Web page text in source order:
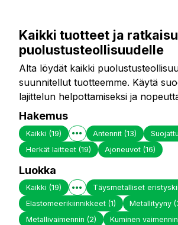
Kaikki tuotteet ja
puolustusteollisuudelle
Alta löydät kaikki
suunnitellut tuotteemme. Käytä
lajittelun helpottamiseksi ja
Hakemus
Kaikki (19) Antennit(13)
Herkät laitteet (19) Ajoneuvot(16)
Luokka
Kaikki (19) Täysmetalliset
Elastomeerikiinnikkeet (1) Metallityyny
Metallivaimennin (2) Kuminen